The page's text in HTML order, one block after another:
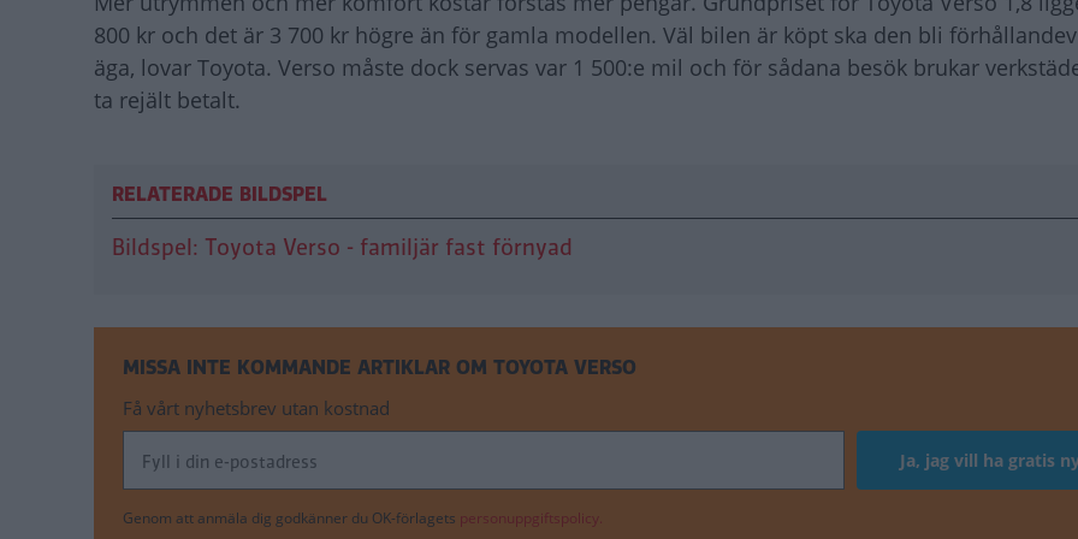
800 kr och det är 3 700 kr högre än för gamla modellen. Väl bilen är köpt ska den bli
äga, lovar Toyota. Verso måste dock servas var 1 500:e mil och för sådana besök brukar
ta rejält betalt.
RELATERADE BILDSPEL
Bildspel: Toyota Verso - familjär fast förnyad
MISSA INTE KOMMANDE ARTIKLAR OM TOYOTA VERSO
Få vårt nyhetsbrev utan kostnad
Genom att anmäla dig godkänner du OK-förlagets personuppgiftspolicy.